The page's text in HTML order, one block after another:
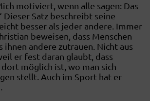
motiviert, wenn alle sagen: Das
Dieser Satz beschreibt seine
besser als jeder andere. Immer
beweisen, dass Menschen
ihnen andere zutrauen. Nicht aus
er fest daran glaubt, dass
möglich ist, wo man sich
stellt. Auch im Sport hat er